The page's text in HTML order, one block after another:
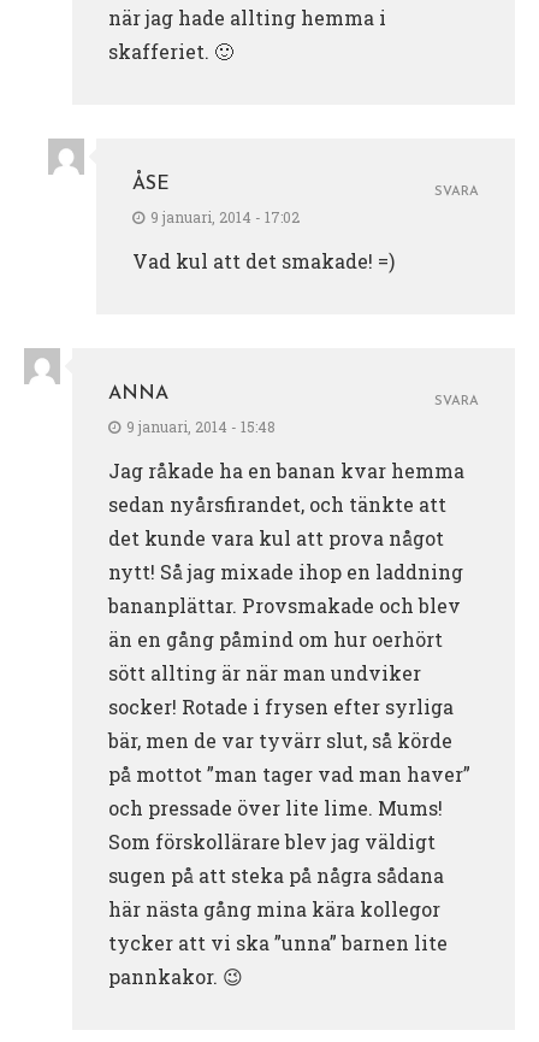
när jag hade allting hemma i
skafferiet. 🙂
ÅSE
9 januari, 2014 - 17:02
Vad kul att det smakade! =)
SVARA
ANNA
9 januari, 2014 - 15:48
Jag råkade ha en banan kvar hemma
sedan nyårsfirandet, och tänkte att
det kunde vara kul att prova något
nytt! Så jag mixade ihop en laddning
bananplättar. Provsmakade och blev
än en gång påmind om hur oerhört
sött allting är när man undviker
socker! Rotade i frysen efter syrliga
bär, men de var tyvärr slut, så körde
på mottot ”man tager vad man haver”
och pressade över lite lime. Mums!
Som förskollärare blev jag väldigt
sugen på att steka på några sådana
här nästa gång mina kära kollegor
tycker att vi ska ”unna” barnen lite
pannkakor. 😉
SVARA